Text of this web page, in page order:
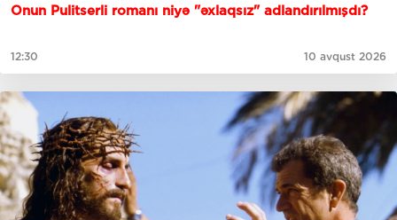
Onun Pulitserli romanı niyə "əxlaqsız" adlandırılmışdı?
12:30 10 avqust 2026